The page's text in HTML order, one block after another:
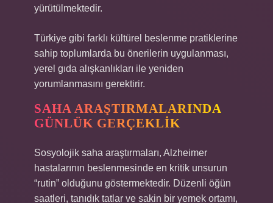
yürütülmektedir.
Türkiye gibi farklı kültürel beslenme pratiklerine
sahip toplumlarda bu önerilerin uygulanması,
yerel gıda alışkanlıkları ile yeniden
yorumlanmasını gerektirir.
SAHA ARAŞTIRMALARINDA
GÜNLÜK GERÇEKLIK
Sosyolojik saha araştırmaları, Alzheimer
hastalarının beslenmesinde en kritik unsurun
“rutin” olduğunu göstermektedir. Düzenli öğün
saatleri, tanıdık tatlar ve sakin bir yemek ortamı,